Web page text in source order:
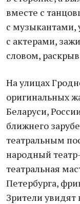
вместе с
с музыкантами,
с актерами,
словом,
На улицах
оригинальных
Беларуси,
ближнего
театральным
народный
театральная
Петербурга,
Зрители